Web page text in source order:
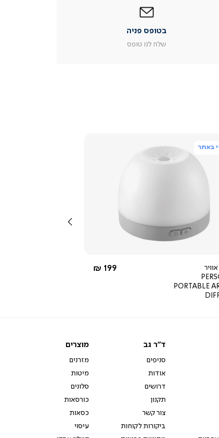
עמוד
מוצר
בטופס פניה
שלח לנו טופס
באתר
PORTABLE
החל מ-
199 ₪
שמאלה
ד"ר
ד"ר גב
סניפים
אודות
דרושים
תקנון
צור קשר
ביקורות לקוחות
מוצרים
מוצרים
מזרנים
מיטות
סלונים
כורסאות
כסאות
עיסוי